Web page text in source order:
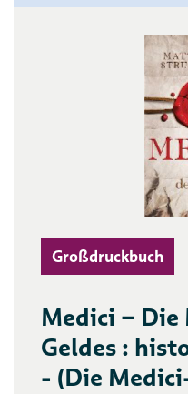
Großdruckbuch
Medici – Die
Geldes :
- (Die